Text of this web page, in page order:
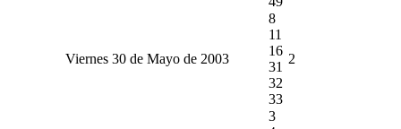
Viernes 30 de Mayo de 2003
8
11
16
31
32
33
2
3